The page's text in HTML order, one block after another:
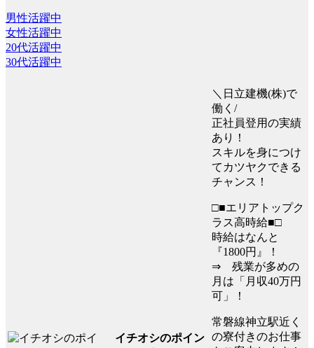
男性活躍中
女性活躍中
20代活躍中
30代活躍中
イチオシのポイン
＼日立建機(株)で
働く/
正社員登用の実績
あり！
スキルを身につけ
てカツヤクできる
チャンス！
□■エリアトップク
ラス高時給■□
時給はなんと
『1800円』！
⇒ 残業が多めの
月は「月収40万円
可」！
常磐線神立駅近く
の寮付きのお仕事